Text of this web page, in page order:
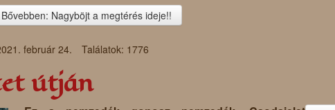
Bővebben: Nagyböjt a megtérés ideje!!
február 24. Találatok: 1776
útján